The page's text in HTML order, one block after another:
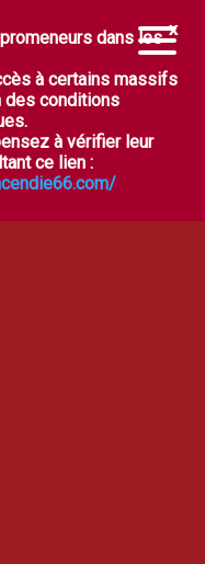
dans les
à certains massifs
des conditions
à vérifier leur
ce lien :